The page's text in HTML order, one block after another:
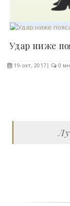
Удар ниже
19-окт, 2017 0